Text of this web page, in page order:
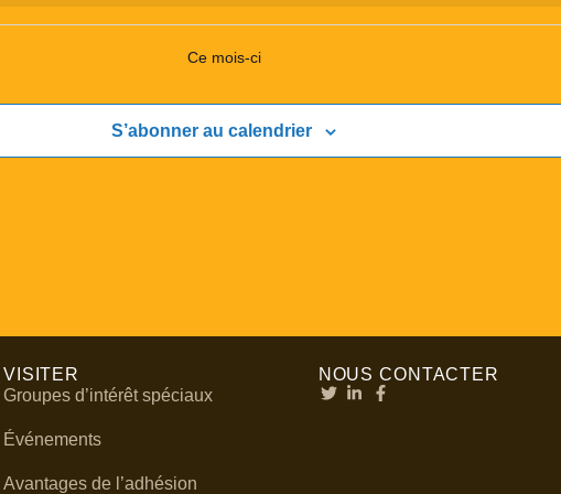
Ce mois-ci
S’abonner au calendrier
VISITER
Groupes d’intérêt spéciaux
Événements
Avantages de l’adhésion
NOUS CONTACTER